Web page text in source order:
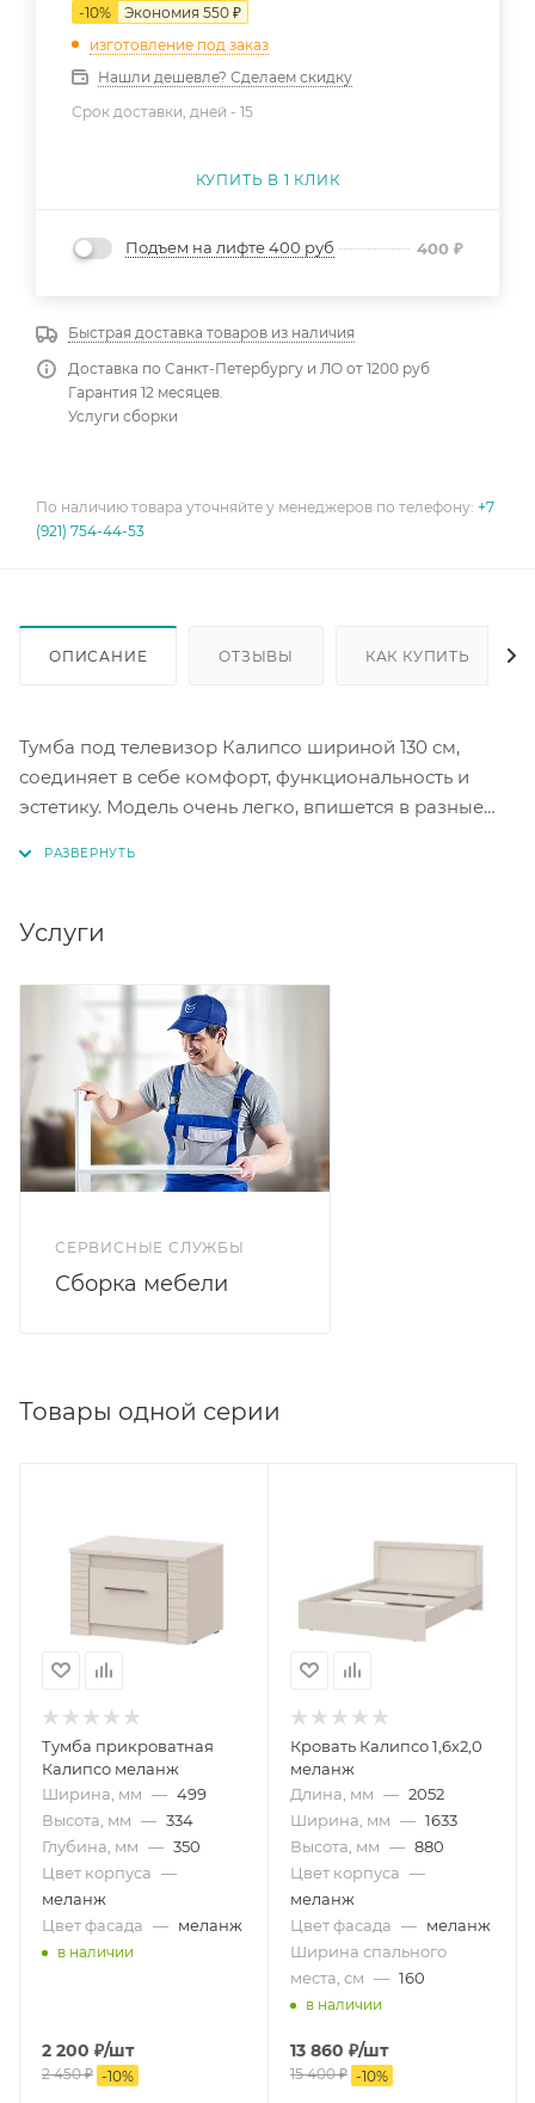
-10% Экономия 550 ₽
изготовление под заказ
Нашли дешевле? Сделаем скидку
Срок доставки, дней - 15
КУПИТЬ В 1 КЛИК
Подъем на лифте 400 руб 400 ₽
Быстрая доставка товаров из наличия
Доставка по Санкт-Петербургу и ЛО от 1200 руб
Гарантия 12 месяцев.
Услуги сборки
По наличию товара уточняйте у менеджеров по телефону: +7
(921) 754-44-53
ОПИСАНИЕ ОТЗЫВЫ КАК КУПИТЬ
Тумба под телевизор Калипсо шириной 130 см,
соединяет в себе комфорт, функциональность и
эстетику. Модель очень легко, впишется в разные
планки: МДФ 16 мм.
Услуги
СЕРВИСНЫЕ СЛУЖБЫ
Сборка мебели
Товары одной серии
Тумба прикроватная
Калипсо меланж
Ширина, мм — 499
Высота, мм — 334
Глубина, мм — 350
Цвет корпуса —
меланж
Цвет фасада — меланж
в наличии
2 200 ₽/шт
2 450₽ -10%
Кровать Калипсо 1,6х2,0
меланж
Длина, мм — 2052
Ширина, мм — 1633
Высота, мм — 880
Цвет корпуса —
меланж
Цвет фасада — меланж
Ширина спального
места, см — 160
в наличии
13 860 ₽/шт
15 400₽ -10%